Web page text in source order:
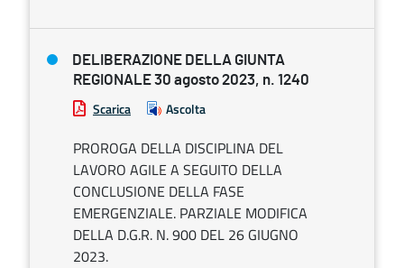
DELIBERAZIONE DELLA GIUNTA
REGIONALE 30 agosto 2023, n. 1240
Scarica Ascolta
PROROGA DELLA DISCIPLINA DEL
LAVORO AGILE A SEGUITO DELLA
CONCLUSIONE DELLA FASE
EMERGENZIALE. PARZIALE MODIFICA
DELLA D.G.R. N. 900 DEL 26 GIUGNO
2023.